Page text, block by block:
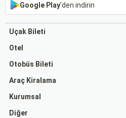
Google Play'den indirin
Uçak Bileti
Otel
Otobüs Bileti
Araç Kiralama
Kurumsal
Diğer